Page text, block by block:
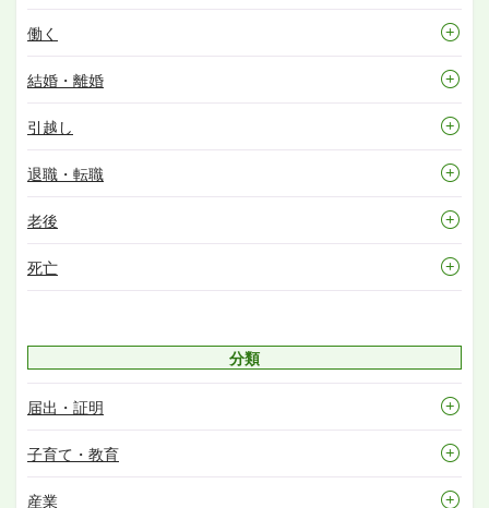
働く
結婚・離婚
引越し
退職・転職
老後
死亡
分類
届出・証明
子育て・教育
産業